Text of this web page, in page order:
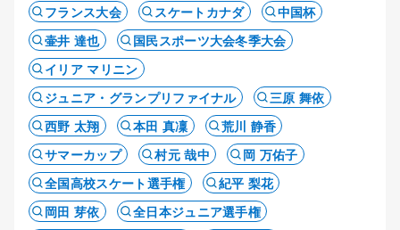
フランス大会
スケートカナダ
中国杯
壷井 達也
国民スポーツ大会冬季大会
イリア マリニン
ジュニア・グランプリファイナル
三原 舞依
西野 太翔
本田 真凜
荒川 静香
サマーカップ
村元 哉中
岡 万佑子
全国高校スケート選手権
紀平 梨花
岡田 芽依
全日本ジュニア選手権